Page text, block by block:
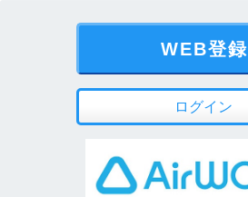
WEB登録
ログイン